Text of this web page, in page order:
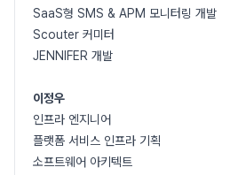
SaaS형 SMS & APM 모니터링 개발
Scouter 커미터
JENNIFER 개발
이정우
인프라 엔지니어
플랫폼 서비스 인프라 기획
소프트웨어 아키텍트